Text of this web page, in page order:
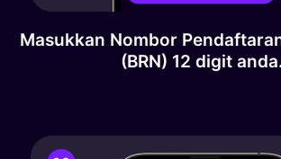
Masukkan Nombor
(BRN) 12 digit